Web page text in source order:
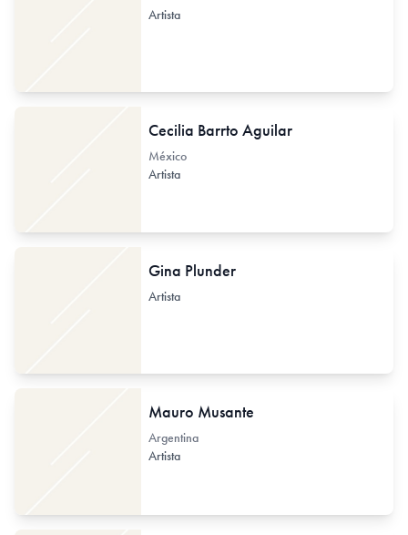
Artista
Cecilia Barrto Aguilar
México
Artista
Gina Plunder
Artista
Mauro Musante
Argentina
Artista